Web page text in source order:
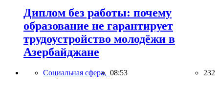
Диплом без работы: почему
образование не гарантирует
трудоустройство молодёжи в
Азербайджане
Социальная сфера, 08:53 232